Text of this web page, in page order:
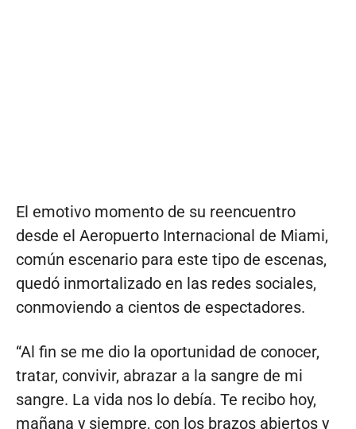
El emotivo momento de su reencuentro
desde el Aeropuerto Internacional de Miami,
común escenario para este tipo de escenas,
quedó inmortalizado en las redes sociales,
conmoviendo a cientos de espectadores.
“Al fin se me dio la oportunidad de conocer,
tratar, convivir, abrazar a la sangre de mi
sangre. La vida nos lo debía. Te recibo hoy,
mañana y siempre, con los brazos abiertos y